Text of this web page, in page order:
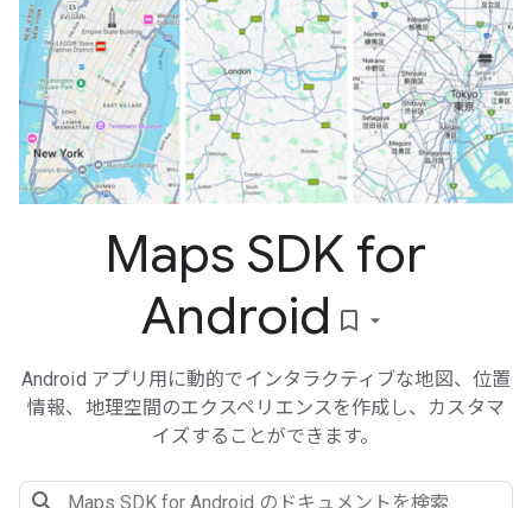
Maps SDK for
Android bookmark_border
Android アプリ用に動的でインタラクティブな地図、位置
情報、地理空間のエクスペリエンスを作成し、カスタマ
イズすることができます。